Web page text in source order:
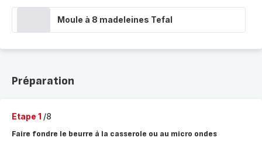
Moule à 8 madeleines Tefal
Préparation
Etape 1 /8
Faire fondre le beurre à la casserole ou au micro ondes